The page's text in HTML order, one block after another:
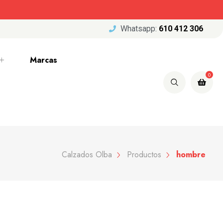
Whatsapp: 610 412 306
Marcas
0
Calzados Olba Productos hombre